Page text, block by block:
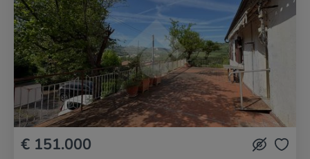
€ 151.000